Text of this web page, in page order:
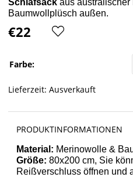
Baumwollplüsch außen.
€22
Farbe:
Lieferzeit: Ausverkauft
PRODUKTINFORMATIONEN
Material: Merinowolle &
Größe: 80x200 cm, Sie
Reißverschluss öffnen und